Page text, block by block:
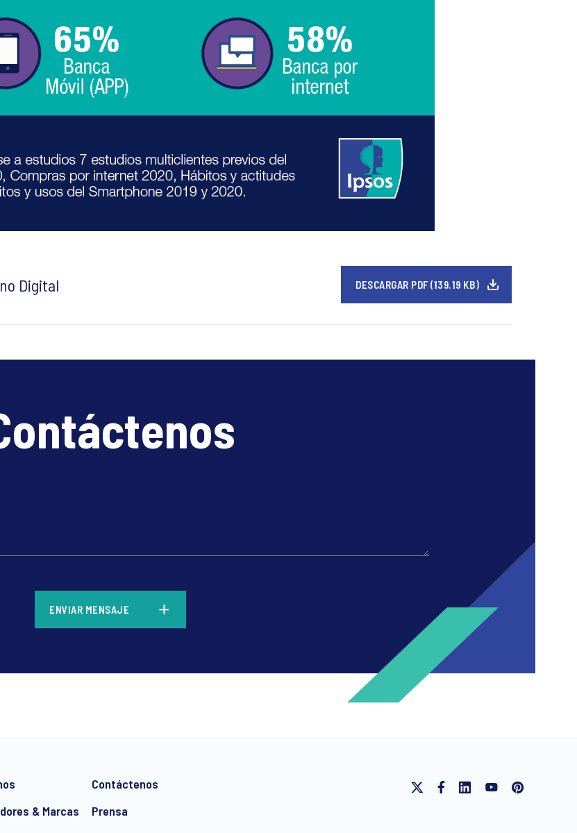
Digital DESCARGAR PDF (139.19 KB)
ENVIAR MENSAJE
& Marcas
Contáctenos
Prensa